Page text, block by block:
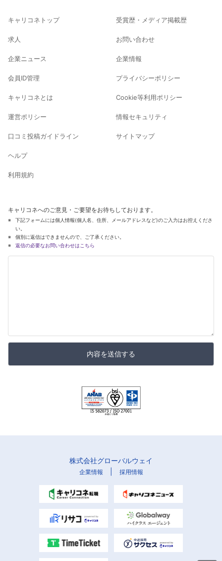
キャリコネトップ
求人
企業ニュース
会員ID管理
キャリコネとは
運営ポリシー
口コミ投稿ガイドライン
ヘルプ
利用規約
受賞歴・メディア掲載歴
お問い合わせ
企業情報
プライバシーポリシー
Cookie等利用ポリシー
情報セキュリティ
サイトマップ
キャリコネへのご意見・ご要望をお待ちしております。
下記フォームには個人情報(個人名、住所、メールアドレスなど)のご入力はお控えくださ
い。
個別に返信はできませんので、ご了承ください。
返信の必要なお問い合わせはこちら
内容を送信する
株式会社グローバルウェイ
企業情報 採用情報